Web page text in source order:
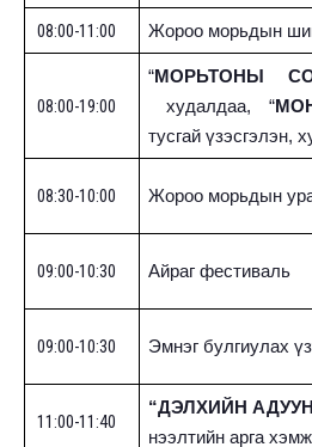
08:00-11:00 Жороо морьдын
08:00-19:00
“МОРЬТОНЫ
худалдаа, “
тусгай үзэсгэлэн,
08:30-10:00 Жороо морьдын
09:00-10:30 Айраг фестиваль
09:00-10:30 Эмнэг булгиулах
11:00-11:40
“ДЭЛХИЙН
нээлтийн арга